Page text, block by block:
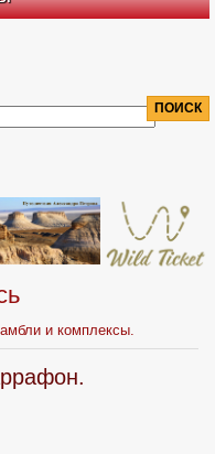
и комплексы.